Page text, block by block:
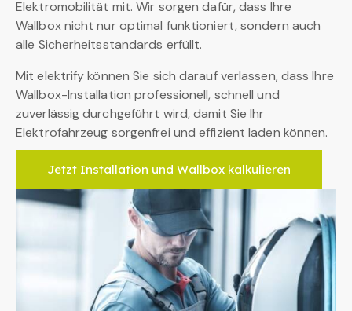
Elektromobilität mit. Wir sorgen dafür, dass Ihre
Wallbox nicht nur optimal funktioniert, sondern auch
alle Sicherheitsstandards erfüllt.
Mit elektrify können Sie sich darauf verlassen, dass Ihre
Wallbox-Installation professionell, schnell und
zuverlässig durchgeführt wird, damit Sie Ihr
Elektrofahrzeug sorgenfrei und effizient laden können.
Jetzt Installation und Wallbox kalkulieren